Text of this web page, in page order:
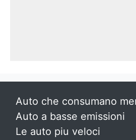
Auto che consumano
Auto a basse emissioni
Le auto piu veloci